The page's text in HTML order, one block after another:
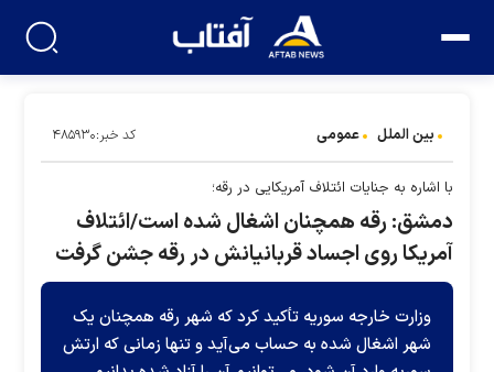
بین الملل عمومی کد خبر:۴۸۵۹۳۰
با اشاره به جنایات ائتلاف آمریکایی در رقه؛
دمشق: رقه همچنان اشغال شده است/ائتلاف
آمریکا روی اجساد قربانیانش در رقه جشن گرفت
وزارت خارجه سوریه تأکید کرد که شهر رقه همچنان یک
شهر اشغال شده به حساب می‌آید و تنها زمانی که ارتش